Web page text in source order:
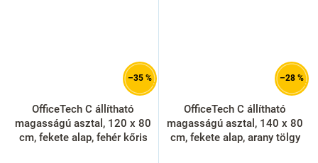
–35 %
OfficeTech C állítható
magasságú asztal, 120 x 80
cm, fekete alap, fehér kőris
–28 %
OfficeTech C állítható
magasságú asztal, 140 x 80
cm, fekete alap, arany tölgy